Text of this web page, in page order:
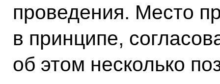
проведения. Место
в принципе,
об этом несколько